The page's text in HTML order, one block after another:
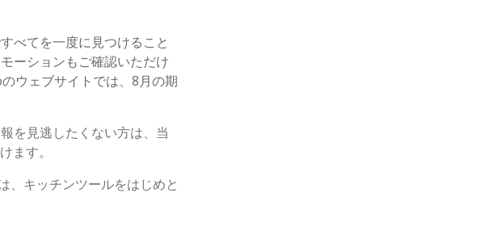
べてを一度に見つけること
ーションもご確認いただけ
ウェブサイトでは、8月の期
を見逃したくない方は、当
ます。
、キッチンツールをはじめと